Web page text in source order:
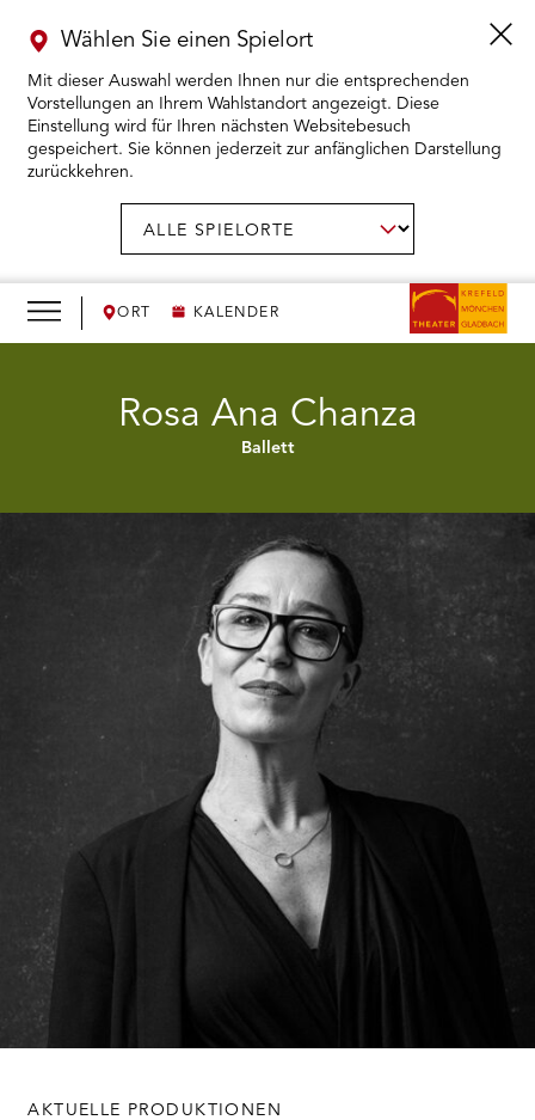
ORT KALENDER
Wählen Sie einen Spielort
Mit dieser Auswahl werden Ihnen nur die entsprechenden
Vorstellungen an Ihrem Wahlstandort angezeigt. Diese
Einstellung wird für Ihren nächsten Websitebesuch
gespeichert. Sie können jederzeit zur anfänglichen Darstellung
zurückkehren.
KARTENKAUF ÖFFNEN
WIR ÖFFNEN
DAS THEATER ÖFFNEN
Rosa Ana Chanza
Ballett
AKTUELLE PRODUKTIONEN